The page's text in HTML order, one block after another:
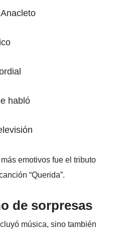
habló
emotivos fue el tributo
“Querida”.
de sorpresas
música, sino también